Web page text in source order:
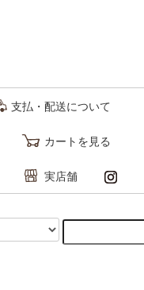
支払・配送について
カートを見る
実店舗